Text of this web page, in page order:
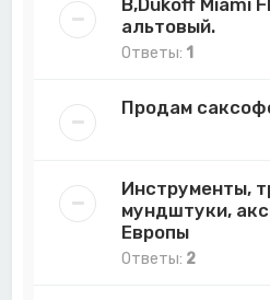
альтовый.
Ответы: 1
Продам
Инструменты,
мундштуки,
Европы
Ответы: 2